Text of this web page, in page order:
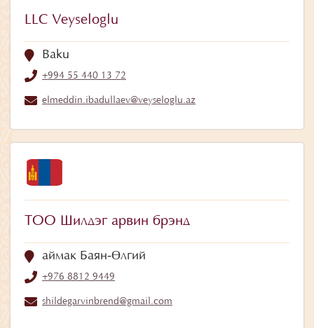
LLC Veyseloglu
Baku
+994 55 440 13 72
elmeddin.ibadullaev@veyseloglu.az
ТОО Шилдэг арвин брэнд
аймак Баян‑Өлгий
+976 8812 9449
shildegarvinbrend@gmail.com